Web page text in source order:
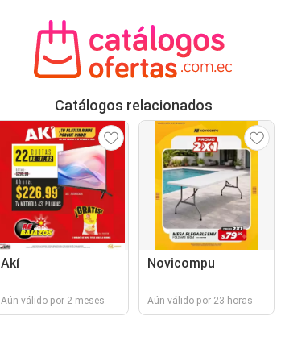
Catálogos relacionados
Akí
Aún válido por 2 meses
Novicompu
Aún válido por 23 horas